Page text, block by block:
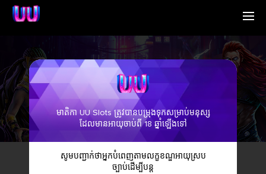
អ្នកគាំទ្រយើងខ្ញុំ
ផ្លូវ
ទាក់ទងមកយើងខ្ញុំ
ព័ត៌មាន
សំណួរ​ដែល​សួរ​ស្
Simplified Chinese
Traditional Chinese
Bangladesh
Phillipines
Hindi
Indonesia
Korean
Laos
ផ្លូវ
រន្ធដោត
មាតិកា UU Slots ត្រូវបានបម្រុងទុកសម្រាប់មនុស្ស
ដែលមានអាយុចាប់ពី 18 ឆ្នាំឡើងទៅ
សូម​បញ្ជាក់​ថា​អ្នក​បំពេញ​តាម​លក្ខខណ្ឌ​អាយុ​ស្រប​
ច្បាប់​ដើម្បី​បន្ត